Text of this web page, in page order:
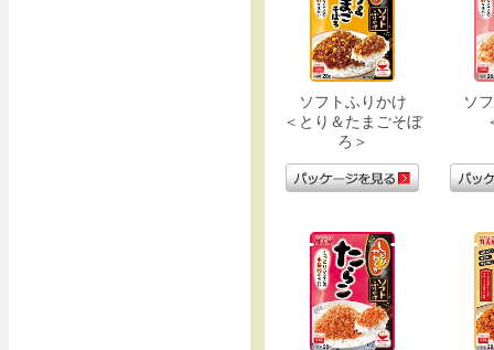
ソフトふりかけ
＜とり＆たまごそぼ
ろ＞
ソ